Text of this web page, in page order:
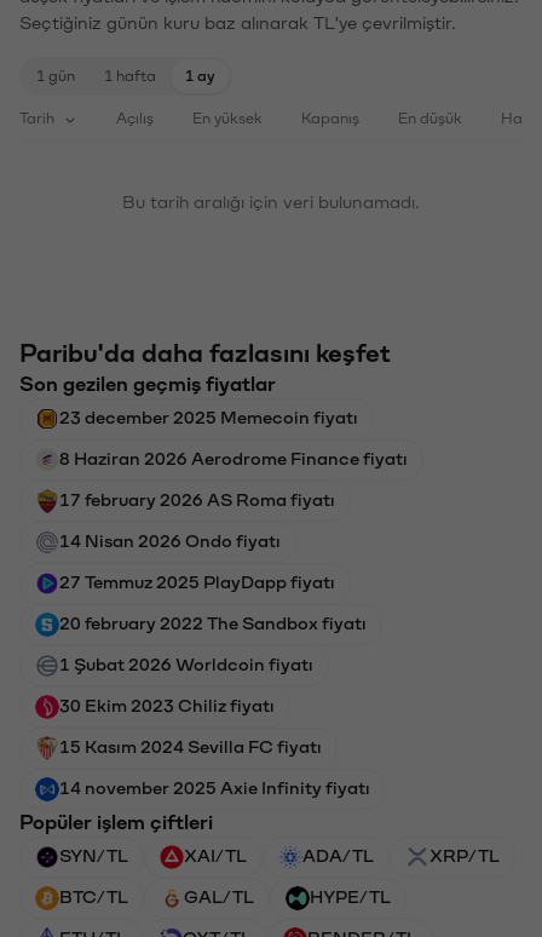
Seçtiğiniz günün kuru baz alınarak TL'ye çevrilmiştir.
1 gün 1 hafta 1 ay
Tarih Açılış En yüksek Kapanış En düşük
Bu tarih aralığı için veri bulunamadı.
Paribu'da daha fazlasını keşfet
Son gezilen geçmiş fiyatlar
23 december 2025 Memecoin fiyatı
8 Haziran 2026 Aerodrome Finance fiyatı
17 february 2026 AS Roma fiyatı
14 Nisan 2026 Ondo fiyatı
27 Temmuz 2025 PlayDapp fiyatı
20 february 2022 The Sandbox fiyatı
1 Şubat 2026 Worldcoin fiyatı
30 Ekim 2023 Chiliz fiyatı
15 Kasım 2024 Sevilla FC fiyatı
14 november 2025 Axie Infinity fiyatı
Popüler işlem çiftleri
SYN/TL XAI/TL ADA/TL XRP/TL
BTC/TL GAL/TL HYPE/TL